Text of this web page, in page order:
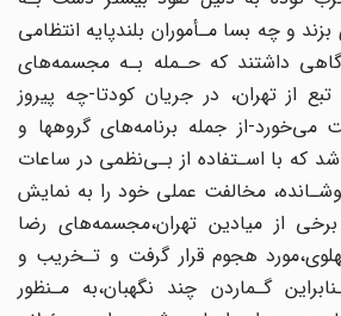
و چه بسا مـأموران بلندپایه انتظامی‌
داشتند که حـمله بـه مجسمه‌های
از تهران، در جریان کودتا-چه پیروز
از جمله برنامه‌های گروهها و
که با اسـتفاده از بـی‌نظمی‌ در‌ ساعات‌
مخالفت عملی خود را به نمایش
از میادین تهران،مجسمه‌های‌ رضا
هجوم قرار گرفت و تـخریب و
گـماردن چند نگهبان،به مـنظور